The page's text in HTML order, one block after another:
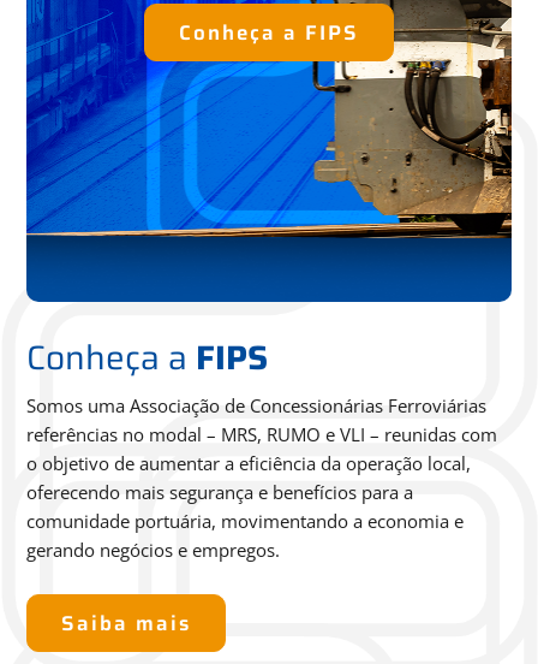
Conheça a FIPS
Conheça a FIPS
Somos uma Associação de Concessionárias Ferroviárias
referências no modal – MRS, RUMO e VLI – reunidas com
o objetivo de aumentar a eficiência da operação local,
oferecendo mais segurança e benefícios para a
comunidade portuária, movimentando a economia e
gerando negócios e empregos.
Saiba mais